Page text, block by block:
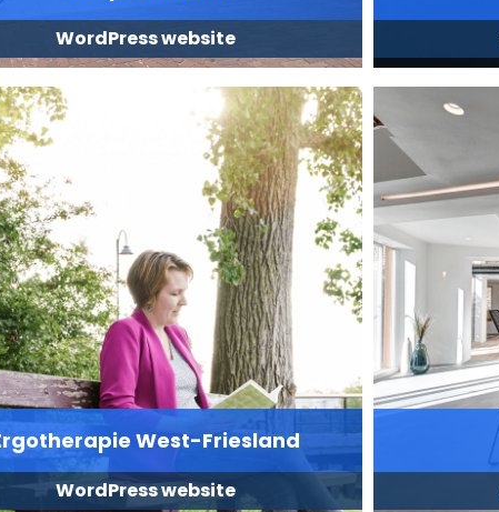
WordPress website
West-Friesland
WordPress website